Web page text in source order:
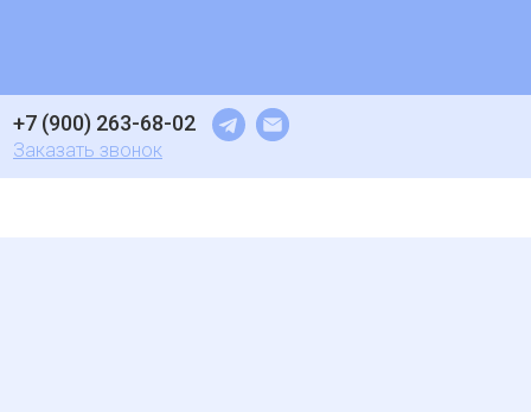
+7 (900) 263-68-02
Заказать звонок